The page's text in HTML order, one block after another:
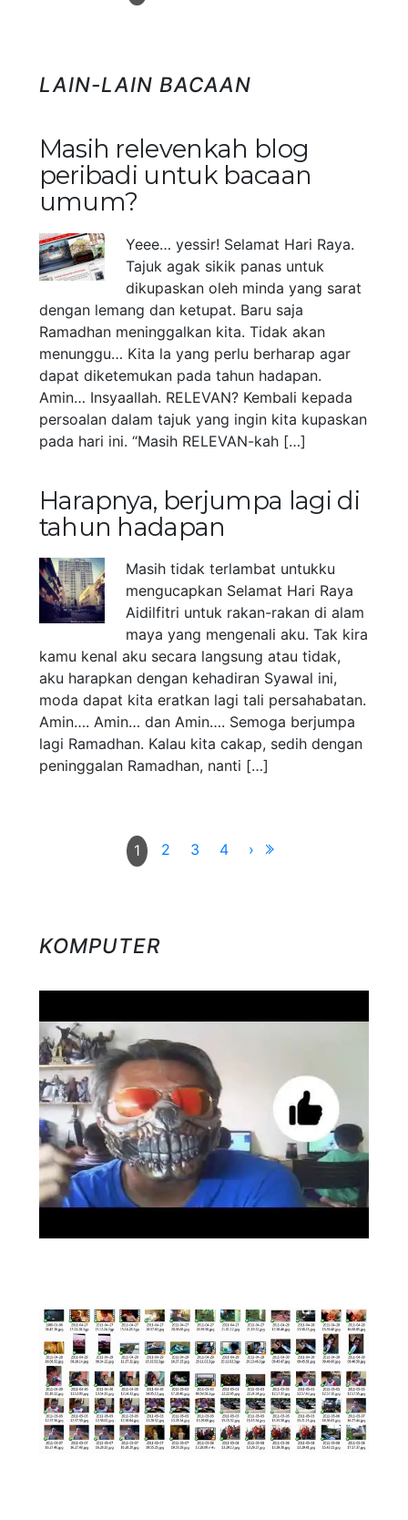
LAIN-LAIN BACAAN
Masih relevenkah blog
peribadi untuk bacaan
umum?
Yeee… yessir! Selamat Hari Raya.
Tajuk agak sikik panas untuk
dikupaskan oleh minda yang sarat
dengan lemang dan ketupat. Baru saja
Ramadhan meninggalkan kita. Tidak akan
menunggu… Kita la yang perlu berharap agar
dapat diketemukan pada tahun hadapan.
Amin… Insyaallah. RELEVAN? Kembali kepada
persoalan dalam tajuk yang ingin kita kupaskan
pada hari ini. “Masih RELEVAN-kah […]
Harapnya, berjumpa lagi di
tahun hadapan
Masih tidak terlambat untukku
mengucapkan Selamat Hari Raya
Aidilfitri untuk rakan-rakan di alam
maya yang mengenali aku. Tak kira
kamu kenal aku secara langsung atau tidak,
aku harapkan dengan kehadiran Syawal ini,
moda dapat kita eratkan lagi tali persahabatan.
Amin…. Amin… dan Amin…. Semoga berjumpa
lagi Ramadhan. Kalau kita cakap, sedih dengan
peninggalan Ramadhan, nanti […]
1 2 3 4 ›
KOMPUTER